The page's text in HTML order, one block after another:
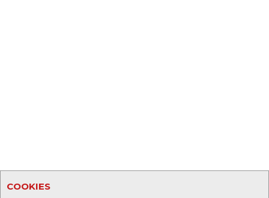
COOKIES